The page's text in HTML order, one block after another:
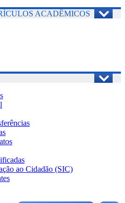
ACADÊMICOS
ao Cidadão (SIC)